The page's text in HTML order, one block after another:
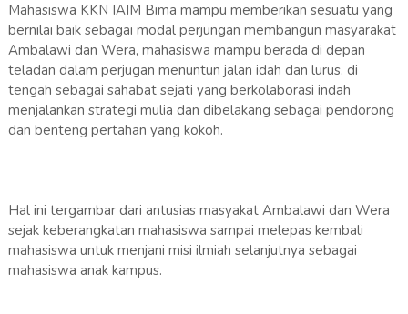
Mahasiswa KKN IAIM Bima mampu memberikan sesuatu yang
bernilai baik sebagai modal perjungan membangun masyarakat
Ambalawi dan Wera, mahasiswa mampu berada di depan
teladan dalam perjugan menuntun jalan idah dan lurus, di
tengah sebagai sahabat sejati yang berkolaborasi indah
menjalankan strategi mulia dan dibelakang sebagai pendorong
dan benteng pertahan yang kokoh.
Hal ini tergambar dari antusias masyakat Ambalawi dan Wera
sejak keberangkatan mahasiswa sampai melepas kembali
mahasiswa untuk menjani misi ilmiah selanjutnya sebagai
mahasiswa anak kampus.